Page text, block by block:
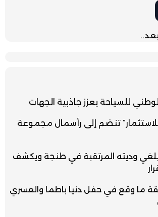
للسياحة يعزز جاذبية الجهات
للاستثمار” تنضم إلى رأسمال مجموعة
يلغي وديته المرتقبة في طنجة ويكشف
ما وقع في حفل دنيا باطما والعسري